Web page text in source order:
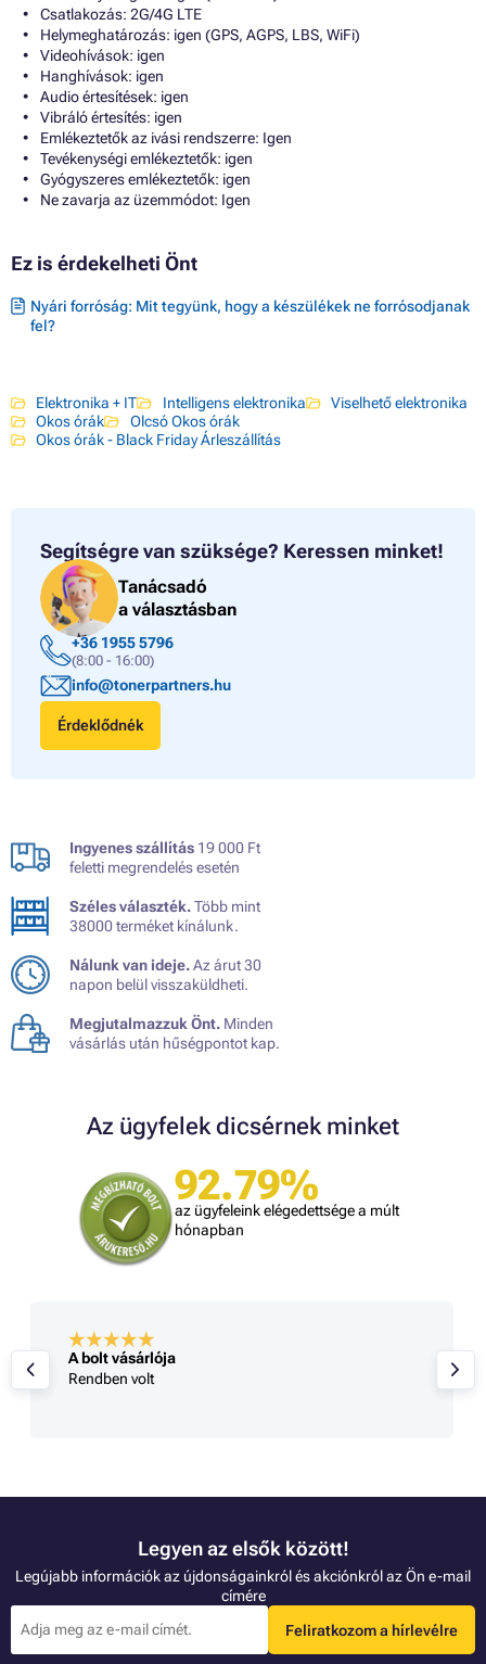
Csatlakozás: 2G/4G LTE
Helymeghatározás: igen (GPS, AGPS, LBS, WiFi)
Videohívások: igen
Hanghívások: igen
Audio értesítések: igen
Vibráló értesítés: igen
Emlékeztetők az ivási rendszerre: Igen
Tevékenységi emlékeztetők: igen
Gyógyszeres emlékeztetők: igen
Ne zavarja az üzemmódot: Igen
Ez is érdekelheti Önt
Nyári forróság: Mit tegyünk, hogy a készülékek ne forrósodjanak
fel?
Elektronika + IT Intelligens elektronika
Viselhető elektronika
Okos órák
Olcsó Okos órák
Okos órák - Black Friday Árleszállítás
Segítségre van szüksége? Keressen minket!
Tanácsadó
a választásban
+36 1955 5796
(8:00 - 16:00)
info@tonerpartners.hu
Érdeklődnék
Ingyenes szállítás 19 000 Ft
feletti megrendelés esetén
Széles választék.Több mint
38000 terméket kínálunk.
Nálunk van ideje.Az árut 30
napon belül visszaküldheti.
Megjutalmazzuk Önt. Minden
vásárlás után hűségpontot kap.
Az ügyfelek dicsérnek minket
92.79%
az ügyfeleink elégedettsége a múlt
hónapban
A bolt vásárlója
Rendben volt
Legyen az elsők között!
Legújabb információk az újdonságainkról és akciónkról az Ön e-mail
címére
Feliratkozom a hírlevélre